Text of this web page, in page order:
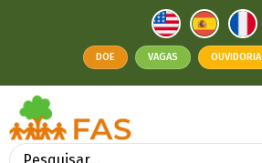
DOE VAGAS OUVIDORIA